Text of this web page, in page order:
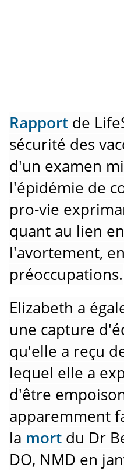
Rapport de
sécurité des
d'un examen
l'épidémie de
pro-vie
quant au lien
l'avortement,
préoccupations.
Elizabeth a
une capture
qu'elle a reçu
lequel elle a
d'être
apparemment
la mort du Dr
DO, NMD en